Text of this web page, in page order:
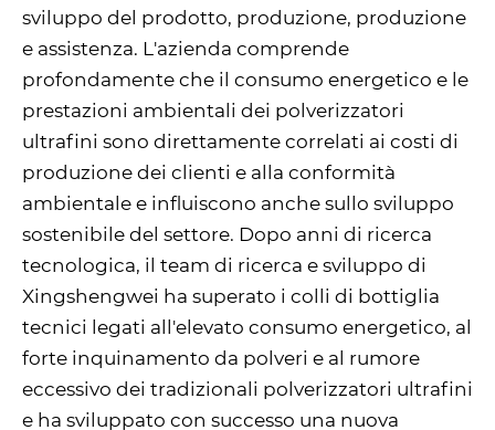
sviluppo del prodotto, produzione, produzione
e assistenza. L'azienda comprende
profondamente che il consumo energetico e le
prestazioni ambientali dei polverizzatori
ultrafini sono direttamente correlati ai costi di
produzione dei clienti e alla conformità
ambientale e influiscono anche sullo sviluppo
sostenibile del settore. Dopo anni di ricerca
tecnologica, il team di ricerca e sviluppo di
Xingshengwei ha superato i colli di bottiglia
tecnici legati all'elevato consumo energetico, al
forte inquinamento da polveri e al rumore
eccessivo dei tradizionali polverizzatori ultrafini
e ha sviluppato con successo una nuova